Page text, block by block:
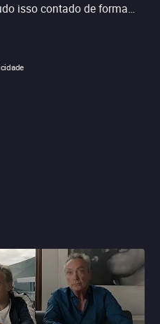
isso contado de forma
Destaque para as